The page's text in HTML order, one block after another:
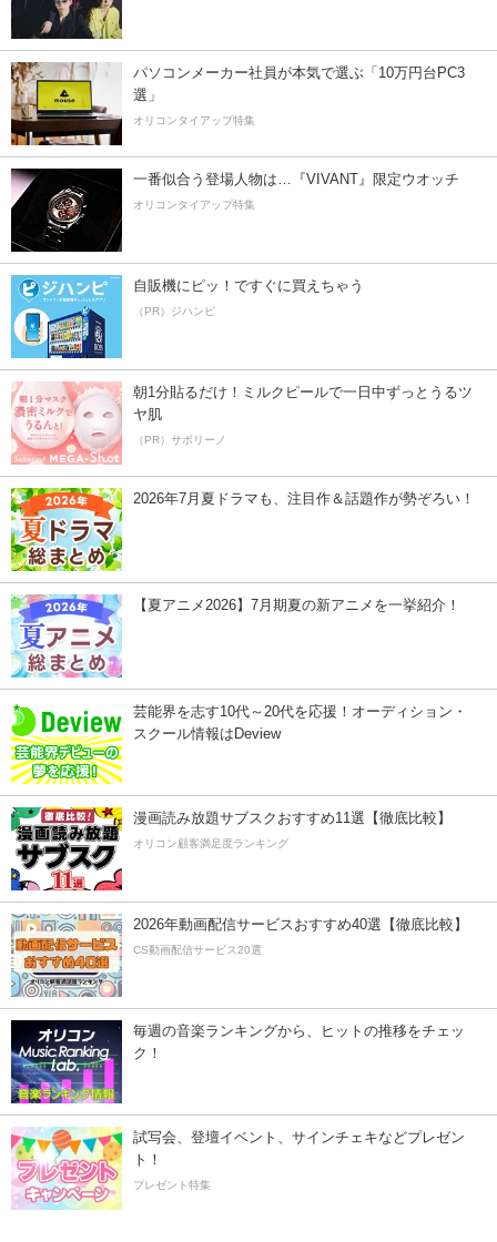
パソコンメーカー社員が本気で選ぶ「10万円台PC3
選」
オリコンタイアップ特集
一番似合う登場人物は…『VIVANT』限定ウオッチ
オリコンタイアップ特集
自販機にピッ！ですぐに買えちゃう
（PR）ジハンピ
朝1分貼るだけ！ミルクピールで一日中ずっとうるツ
ヤ肌
（PR）サボリーノ
2026年7月夏ドラマも、注目作＆話題作が勢ぞろい！
【夏アニメ2026】7月期夏の新アニメを一挙紹介！
芸能界を志す10代～20代を応援！オーディション・
スクール情報はDeview
漫画読み放題サブスクおすすめ11選【徹底比較】
オリコン顧客満足度ランキング
2026年動画配信サービスおすすめ40選【徹底比較】
CS動画配信サービス20選
毎週の音楽ランキングから、ヒットの推移をチェッ
ク！
試写会、登壇イベント、サインチェキなどプレゼン
ト！
プレゼント特集